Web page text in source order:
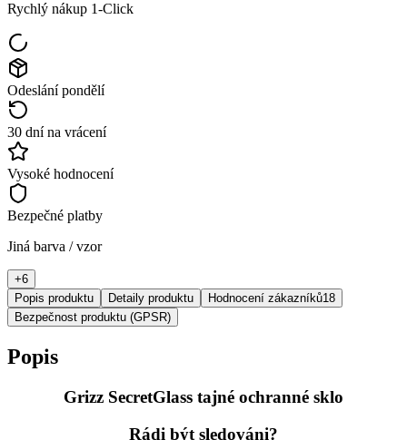
Rychlý nákup 1-Click
Odeslání pondělí
30 dní na vrácení
Vysoké hodnocení
Bezpečné platby
Jiná barva / vzor
+6
Popis produktu
Detaily produktu Hodnocení zákazníků18
Bezpečnost produktu (GPSR)
Popis
Grizz SecretGlass tajné ochranné sklo
Rádi být sledováni?